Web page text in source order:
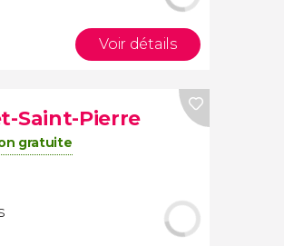
Voir détails
Saint-Pierre
gratuite